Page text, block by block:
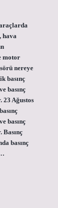
hava
motor
nereye
basınç
basınç
Ağustos
basınç
basınç